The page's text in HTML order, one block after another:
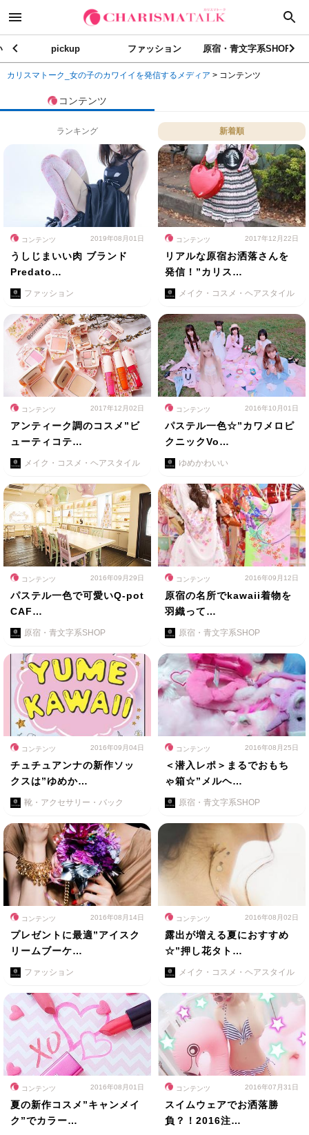
pickup ファッション 原宿・青文字系SHOP
カリスマトーク_女の子のカワイイを発信するメディア > コンテンツ
コンテンツ
ランキング 新着順
コンテンツ 2019年08月01日
うしじまいい肉 ブランド
Predato…
ファッション
コンテンツ 2017年12月22日
リアルな原宿お洒落さんを
発信！”カリス…
メイク・コスメ・ヘアスタイル
コンテンツ 2017年12月02日
アンティーク調のコスメ”ビ
ューティコテ…
メイク・コスメ・ヘアスタイル
コンテンツ 2016年10月01日
パステル一色☆”カワメロピ
クニックVo…
ゆめかわいい
コンテンツ 2016年09月29日
パステル一色で可愛いQ-pot
CAF…
原宿・青文字系SHOP
コンテンツ 2016年09月12日
原宿の名所でkawaii着物を
羽織って…
原宿・青文字系SHOP
コンテンツ 2016年09月04日
チュチュアンナの新作ソッ
クスは”ゆめか…
靴・アクセサリー・バック
コンテンツ 2016年08月25日
＜潜入レポ＞まるでおもち
ゃ箱☆”メルヘ…
原宿・青文字系SHOP
コンテンツ 2016年08月14日
プレゼントに最適”アイスク
リームブーケ…
ファッション
コンテンツ 2016年08月02日
露出が増える夏におすすめ
☆”押し花タト…
メイク・コスメ・ヘアスタイル
コンテンツ 2016年08月01日
夏の新作コスメ”キャンメイ
ク”でカラー…
コンテンツ 2016年07月31日
スイムウェアでお洒落勝
負？！2016注…